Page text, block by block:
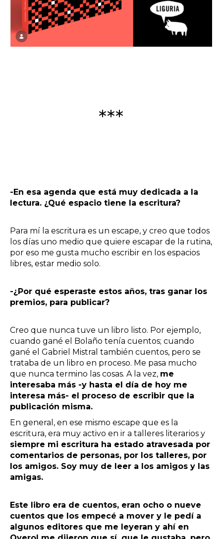
***
-En esa agenda que está muy dedicada a la
lectura. ¿Qué espacio tiene la escritura?
Para mí la escritura es un escape, y creo que todos
los días uno medio que quiere escapar de la rutina,
por eso me gusta mucho escribir en los espacios
libres, estar medio solo.
-¿Por qué esperaste estos años, tras ganar los
premios, para publicar?
Creo que nunca tuve un libro listo. Por ejemplo,
cuando gané el Bolaño tenía cuentos; cuando
gané el Gabriel Mistral también cuentos, pero se
trataba de un libro en proceso. Me pasa mucho
que nunca termino las cosas. A la vez, me
interesaba más -y hasta el día de hoy me
interesa más- el proceso de escribir que la
publicación misma.
En general, en ese mismo escape que es la
escritura, era muy activo en ir a talleres literarios y
siempre mi escritura ha estado atravesada por
comentarios de personas, por los talleres, por
los amigos. Soy muy de leer a los amigos y las
amigas.
Este libro era de cuentos, eran ocho o nueve
cuentos que los empecé a mover y le pedí a
algunos editores que me leyeran y ahí en